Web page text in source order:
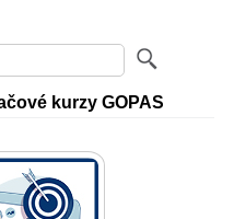
kurzy GOPAS